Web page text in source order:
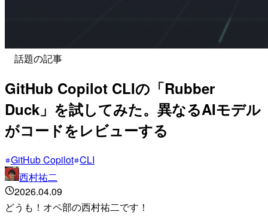
話題の記事
GitHub Copilot CLIの「Rubber
Duck」を試してみた。異なるAIモデル
がコードをレビューする
GitHub Copilot CLI
西村祐二
2026.04.09
どうも！オペ部の西村祐二です！